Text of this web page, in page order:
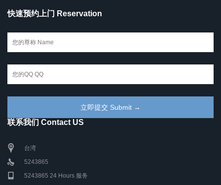
快速预约上门 Reservation
联系我们 Contact US
台湾
5243865
5243865 24 Hours 服务